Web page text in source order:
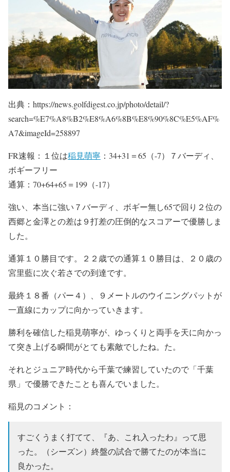
出典：https://news.golfdigest.co.jp/photo/detail/?
search=%E7%A8%B2%E8%A6%8B%E8%90%8C%E5%AF%
A7&imageId=258897
FR速報：１位は稲見萌寧 ：34+31＝65（-7）７バーディ、
ボギーフリー
通算：70+64+65＝199（-17）
強い、本当に強い７バーディ、ボギー無し65で回り２位の
西郷と金澤との差は９打差の圧倒的なスコアーで優勝しま
した。
通算１０勝目です。２２歳での通算１０勝目は、２０歳の
宮里藍に次ぐ若さでの到達です。
最終１８番（パー４）、９メートルのウイニングパットが
一直線にカップに向かっていきます。
勝利を確信した稲見萌寧が、ゆっくりと両手を天に向かっ
て突き上げる瞬間がとても素敵でしたね。た。
それとジュニア時代から千葉で練習していたので「千葉
県」で優勝できたことも喜んでいました。
稲見のコメント：
すごくうまく打てて、『あ、これ入ったわ』って思
った。（シーズン）終盤の試合で勝てたのが本当に
良かった。